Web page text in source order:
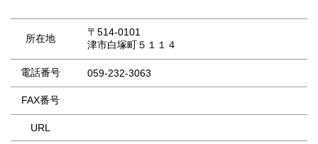
所在地
〒514-0101
津市白塚町５１１４
電話番号 059-232-3063
FAX番号
URL